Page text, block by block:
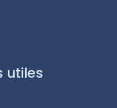
utiles